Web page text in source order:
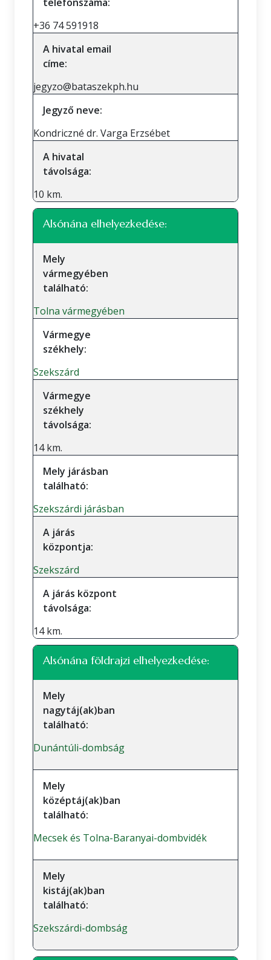
+36 74 591918
A hivatal email
címe:
jegyzo@bataszekph.hu
Jegyző neve:
Kondriczné dr. Varga Erzsébet
A hivatal
távolsága:
10 km.
Alsónána elhelyezkedése:
Mely
vármegyében
található:
Tolna vármegyében
Vármegye
székhely:
Szekszárd
Vármegye
székhely
távolsága:
14 km.
Mely járásban
található:
Szekszárdi járásban
A járás
központja:
Szekszárd
A járás központ
távolsága:
14 km.
Alsónána földrajzi elhelyezkedése:
Mely
nagytáj(ak)ban
található:
Dunántúli-dombság
Mely
középtáj(ak)ban
található:
Mecsek és Tolna-Baranyai-dombvidék
Mely
kistáj(ak)ban
található:
Szekszárdi-dombság